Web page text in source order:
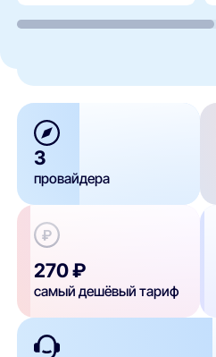
3
провайдера
270 ₽
самый дешёвый тариф